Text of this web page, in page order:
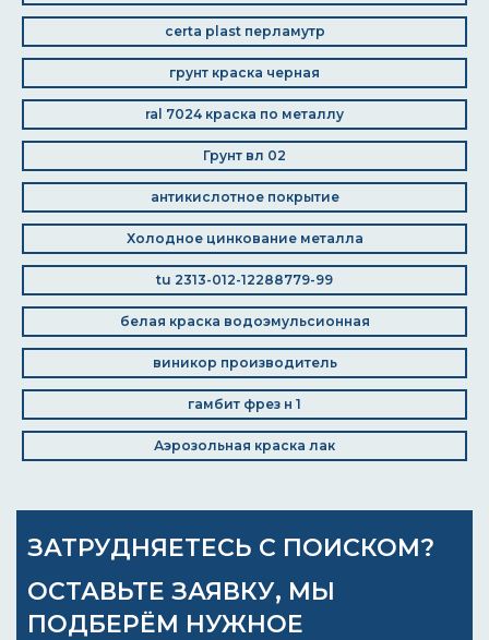
certa plast перламутр
грунт краска черная
ral 7024 краска по металлу
Грунт вл 02
антикислотное покрытие
Холодное цинкование металла
tu 2313-012-12288779-99
белая краска водоэмульсионная
виникор производитель
гамбит фрез н 1
Аэрозольная краска лак
ЗАТРУДНЯЕТЕСЬ С ПОИСКОМ?
ОСТАВЬТЕ ЗАЯВКУ, МЫ
ПОДБЕРЁМ НУЖНОЕ